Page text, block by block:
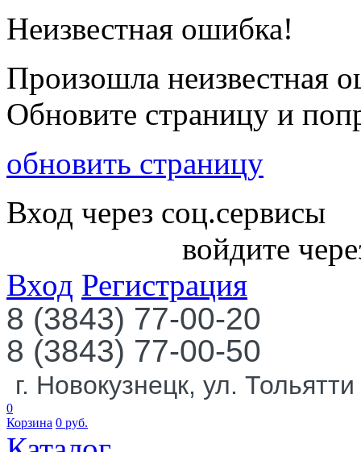
Неизвестная ошибка!
Произошла неизвестная
Обновите страницу и
обновить страницу
Вход через соц.сервисы
войдите
Вход Регистрация
8 (3843) 77-00-20
8 (3843) 77-00-50
г. Новокузнецк, ул.
0
Корзина 0 руб.